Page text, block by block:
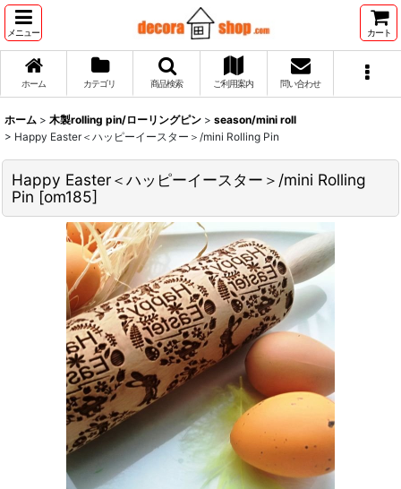
メニュー カート
ホーム カテゴリ 商品検索 ご利用案内 問い合わせ
ホーム > 木製rolling pin/ローリングピン > season/mini roll
> Happy Easter＜ハッピーイースター＞/mini Rolling Pin
Happy Easter＜ハッピーイースター＞/mini Rolling
Pin [om185]